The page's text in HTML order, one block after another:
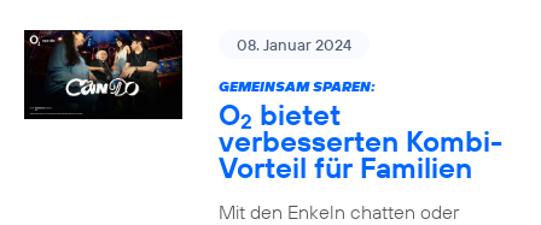
08. Januar 2024
GEMEINSAM SPAREN:
O2 bietet
verbesserten Kombi-
Vorteil für Familien
Mit den Enkeln chatten oder